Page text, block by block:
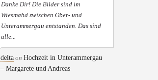
Danke Dir! Die Bilder sind im
Wiesmahd zwischen Ober- und
Unterammergau entstanden. Das sind
alle...
delta on Hochzeit in Unterammergau
– Margarete und Andreas